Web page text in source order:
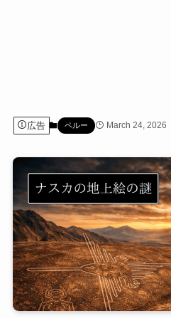
広告 ペルー March 24, 2026